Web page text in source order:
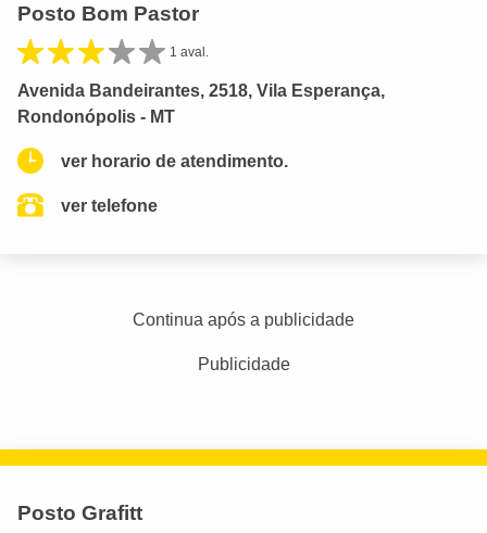
Posto Bom Pastor
1 aval.
Avenida Bandeirantes, 2518, Vila Esperança,
Rondonópolis - MT
ver horario de atendimento.
ver telefone
Continua após a publicidade
Publicidade
Posto Grafitt